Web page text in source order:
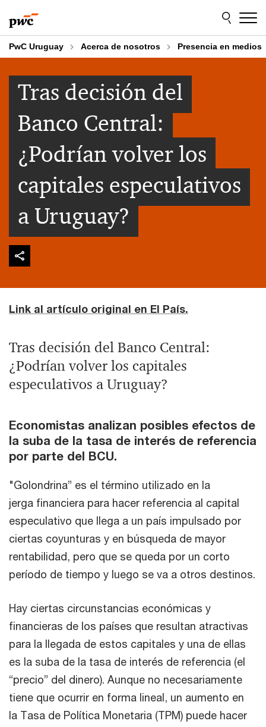
to
content
to
footer
PwC Uruguay Acerca de nosotros Presencia en medios
Tras decisión del
Banco Central:
¿Podrían volver los
capitales especulativos
a Uruguay?
Link al artículo original en El País.
Tras decisión del Banco Central:
¿Podrían volver los capitales
especulativos a Uruguay?
Economistas analizan posibles efectos de
la suba de la tasa de interés de referencia
por parte del BCU.
"Golondrina” es el término utilizado en la
jerga financiera para hacer referencia al capital
especulativo que llega a un país impulsado por
ciertas coyunturas y en búsqueda de mayor
rentabilidad, pero que se queda por un corto
período de tiempo y luego se va a otros destinos.
Hay ciertas circunstancias económicas y
financieras de los países que resultan atractivas
para la llegada de estos capitales y una de ellas
es la suba de la tasa de interés de referencia (el
“precio” del dinero). Aunque no necesariamente
tiene que ocurrir en forma lineal, un aumento en
la Tasa de Política Monetaria (TPM) puede hacer